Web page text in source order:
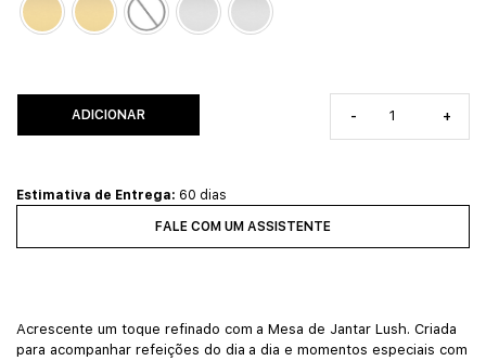
- +
ADICIONAR
Estimativa de Entrega: 60 dias
FALE COM UM ASSISTENTE
Acrescente um toque refinado com a Mesa de Jantar Lush. Criada
para acompanhar refeições do dia a dia e momentos especiais com